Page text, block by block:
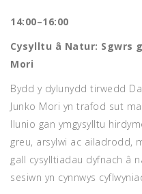
14:00–16:00
Cysylltu â Natur: Sgwrs
Mori
Bydd y dylunydd tirwedd
Junko Mori yn trafod sut
llunio gan ymgysylltu
greu, arsylwi ac ailadrodd,
gall cysylltiadau dyfnach â
sesiwn yn cynnwys